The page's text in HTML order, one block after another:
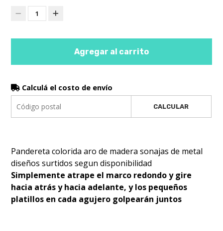
1
Agregar al carrito
Calculá el costo de envío
CALCULAR
Pandereta colorida aro de madera sonajas de metal
diseños surtidos segun disponibilidad
Simplemente atrape el marco redondo y gire
hacia atrás y hacia adelante, y los pequeños
platillos en cada agujero golpearán juntos